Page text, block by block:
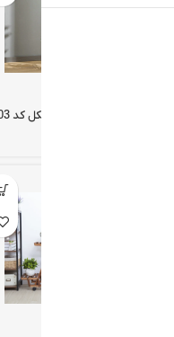
استند استوانه ای شکل کد 103